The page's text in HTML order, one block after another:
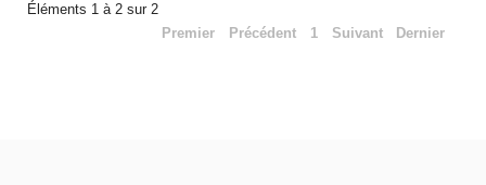
Éléments 1 à 2 sur 2
Premier
Précédent 1 Suivant Dernier